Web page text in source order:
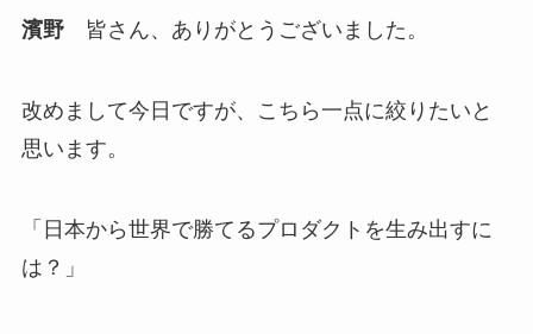
濱野皆さん、ありがとうございました。
改めまして今日ですが、こちら一点に絞りたいと
思います。
「日本から世界で勝てるプロダクトを生み出すに
は？」